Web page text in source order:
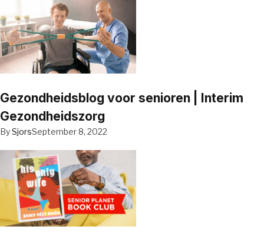
Gezondheidsblog voor senioren | Interim
Gezondheidszorg
BySjorsSeptember 8, 2022